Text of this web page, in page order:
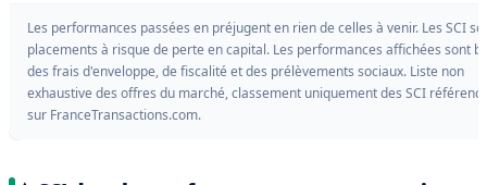
Les performances passées en préjugent en rien de celles à venir. Les SCI
placements à risque de perte en capital. Les performances affichées sont
des frais d'enveloppe, de fiscalité et des prélèvements sociaux. Liste non
exhaustive des offres du marché, classement uniquement des SCI
sur FranceTransactions.com.